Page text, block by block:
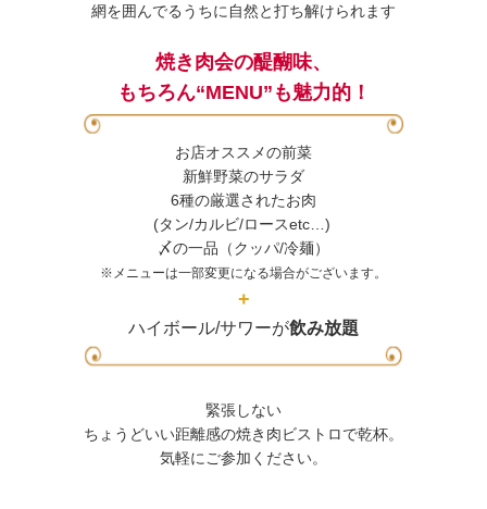
網を囲んでるうちに自然と打ち解けられます
焼き肉会の醍醐味、
もちろん“MENU”も魅力的！
お店オススメの前菜
新鮮野菜のサラダ
6種の厳選されたお肉
(タン/カルビ/ロースetc…)
〆の一品（クッパ/冷麺）
※メニューは一部変更になる場合がございます。
+
ハイボール/サワーが飲み放題
緊張しない
ちょうどいい距離感の焼き肉ビストロで乾杯。
気軽にご参加ください。